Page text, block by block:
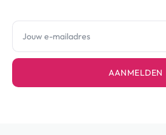
AANMELDEN